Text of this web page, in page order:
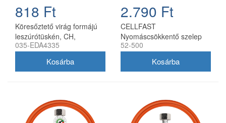
818 Ft
Köresőztető virág formájú
leszúrótüskén, CH,
5900779884335
035-EDA4335
2.790 Ft
CELLFAST
Nyomáscsökkentő szelep
52-500